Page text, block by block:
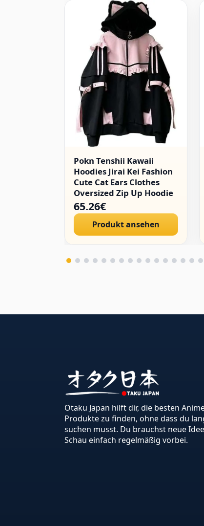
Pokn Tenshii Kawaii
Hoodies Jirai Kei Fashion
Cute Cat Ears Clothes
Oversized Zip Up Hoodie
Gothic Top
65.26€
Produkt ansehen
Otaku Japan hilft dir, die besten
Produkte zu finden, ohne dass du
suchen musst. Du brauchst neue
Schau einfach regelmäßig vorbei.